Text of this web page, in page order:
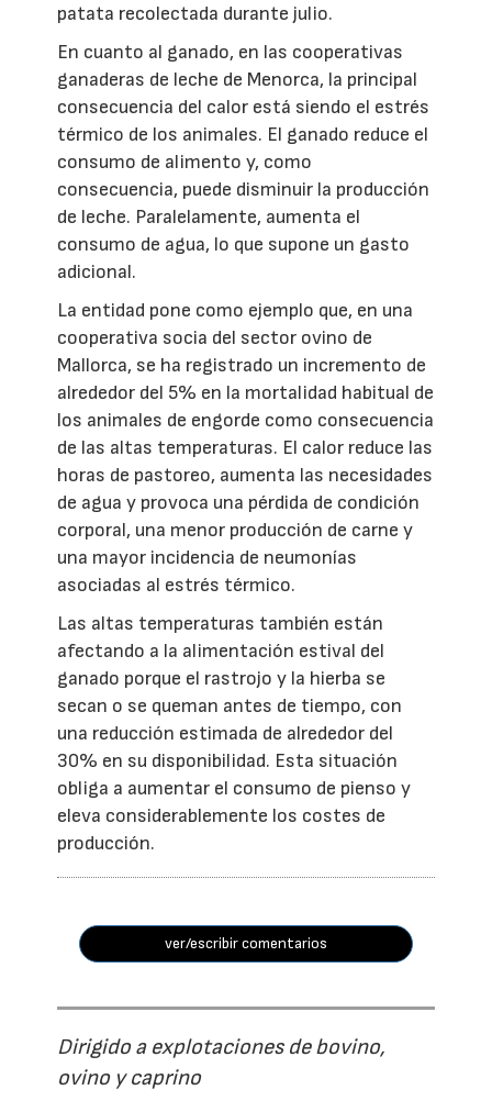
patata recolectada durante julio.
En cuanto al ganado, en las cooperativas
ganaderas de leche de Menorca, la principal
consecuencia del calor está siendo el estrés
térmico de los animales. El ganado reduce el
consumo de alimento y, como
consecuencia, puede disminuir la producción
de leche. Paralelamente, aumenta el
consumo de agua, lo que supone un gasto
adicional.
La entidad pone como ejemplo que, en una
cooperativa socia del sector ovino de
Mallorca, se ha registrado un incremento de
alrededor del 5% en la mortalidad habitual de
los animales de engorde como consecuencia
de las altas temperaturas. El calor reduce las
horas de pastoreo, aumenta las necesidades
de agua y provoca una pérdida de condición
corporal, una menor producción de carne y
una mayor incidencia de neumonías
asociadas al estrés térmico.
Las altas temperaturas también están
afectando a la alimentación estival del
ganado porque el rastrojo y la hierba se
secan o se queman antes de tiempo, con
una reducción estimada de alrededor del
30% en su disponibilidad. Esta situación
obliga a aumentar el consumo de pienso y
eleva considerablemente los costes de
producción.
ver/escribir comentarios
Dirigido a explotaciones de bovino,
ovino y caprino